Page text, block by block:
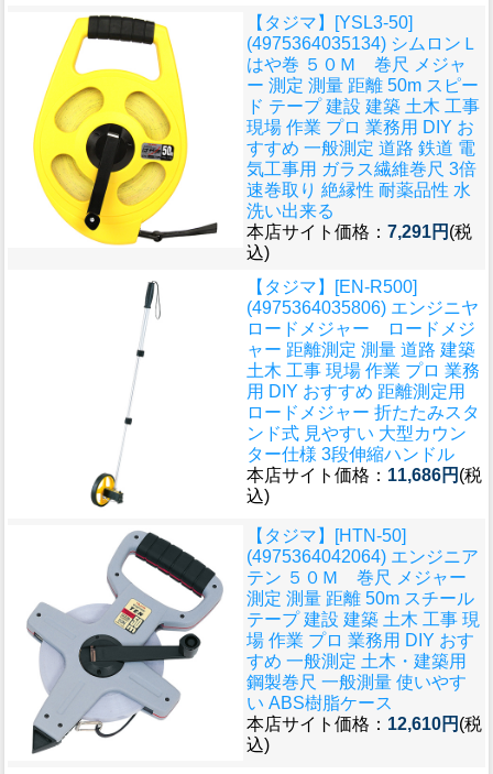
【タジマ】[YSL3-50]
(4975364035134) シムロンＬ
はや巻 ５０Ｍ 巻尺 メジャ
ー 測定 測量 距離 50m スピー
ド テープ 建設 建築 土木 工事
現場 作業 プロ 業務用 DIY お
すすめ 一般測定 道路 鉄道 電
気工事用 ガラス繊維巻尺 3倍
速巻取り 絶縁性 耐薬品性 水
洗い出来る
本店サイト価格： 7,291円 (税
込)
【タジマ】[EN-R500]
(4975364035806) エンジニヤ
ロードメジャー ロードメジ
ャー 距離測定 測量 道路 建築
土木 工事 現場 作業 プロ 業務
用 DIY おすすめ 距離測定用
ロードメジャー 折たたみスタ
ンド式 見やすい 大型カウン
ター仕様 3段伸縮ハンドル
本店サイト価格： 11,686円 (税
込)
【タジマ】[HTN-50]
(4975364042064) エンジニア
テン ５０Ｍ 巻尺 メジャー
測定 測量 距離 50m スチール
テープ 建設 建築 土木 工事 現
場 作業 プロ 業務用 DIY おす
すめ 一般測定 土木・建築用
鋼製巻尺 一般測量 使いやす
い ABS樹脂ケース
本店サイト価格： 12,610円 (税
込)